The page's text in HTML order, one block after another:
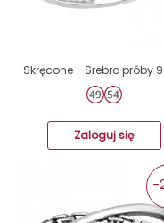
Zaloguj się
-